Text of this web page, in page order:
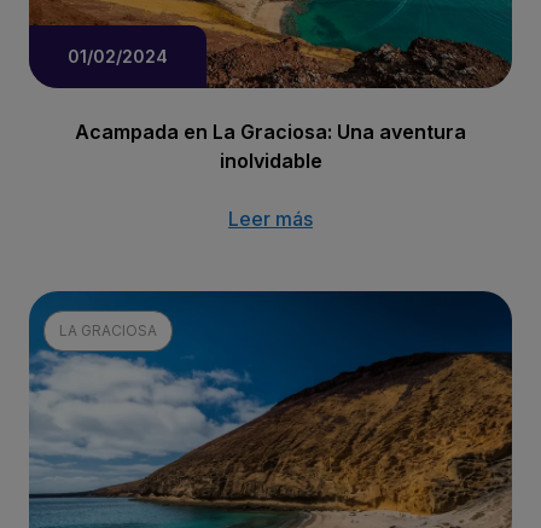
01/02/2024
Acampada en La Graciosa: Una aventura
inolvidable
Leer más
LA GRACIOSA